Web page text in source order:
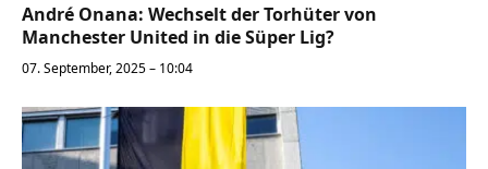
André Onana: Wechselt der Torhüter von
Manchester United in die Süper Lig?
07. September, 2025 – 10:04